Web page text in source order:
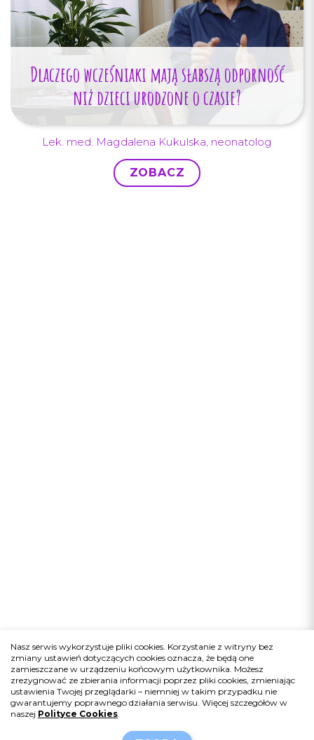
Dlaczego wcześniaki mają słabszą odporność
niż dzieci urodzone o czasie?
Lek. med. Magdalena Kukulska, neonatolog
ZOBACZ
Nasz serwis wykorzystuje pliki cookies. Korzystanie z witryny bez
zmiany ustawień dotyczących cookies oznacza, że będą one
zamieszczane w urządzeniu końcowym użytkownika. Możesz
zrezygnować ze zbierania informacji poprzez pliki cookies, zmieniając
ustawienia Twojej przeglądarki – niemniej w takim przypadku nie
gwarantujemy poprawnego działania serwisu. Więcej szczegółów w
naszej Polityce Cookies.